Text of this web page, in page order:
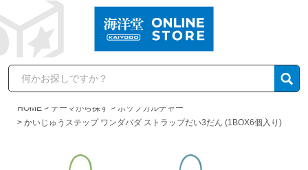
HOME テーマから探す
ポップカルチャー
かいじゅうステップ ワンダバダ ストラップだい3だん (1BOX6個入り)